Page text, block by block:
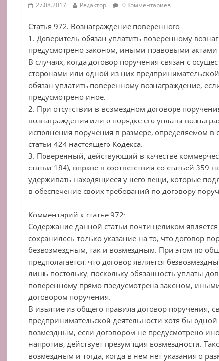
27.08.2017 Редактор 0 Комментариев
Статья 972. Вознаграждение поверенного
1. Доверитель обязан уплатить поверенному
предусмотрено законом, иными правовыми
В случаях, когда договор поручения связан с
сторонами или одной из них
обязан уплатить поверенному вознаграждение,
предусмотрено иное.
2. При отсутствии в возмездном договоре
вознаграждения или о порядке его уплаты
исполнения поручения в размере, определяемом в
статьи 424 настоящего Кодекса.
3. Поверенный, действующий в качестве
статьи 184), вправе в соответствии со статьей 359
удерживать находящиеся у него вещи, которые
в обеспечение своих требований по договору
Комментарий к статье 972:
Содержание данной статьи почти целиком
сохранилось только указание на то, что договор
безвозмездным, так и возмездным. При этом по
предполагается, что договор является
лишь постольку, поскольку обязанность уплаты
поверенному прямо предусмотрена законом,
договором поручения.
В изъятие из общего правила договор поручения,
предпринимательской деятельности хотя бы одной
возмездным, если договором не предусмотрено
напротив, действует презумпция возмездности.
возмездным и тогда, когда в нем нет указания о